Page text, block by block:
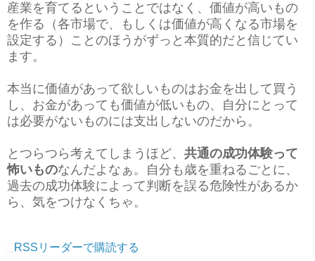
産業を育てるということではなく、価値が高いもの
を作る（各市場で、もしくは価値が高くなる市場を
設定する）ことのほうがずっと本質的だと信じてい
ます。
本当に価値があって欲しいものはお金を出して買う
し、お金があっても価値が低いもの、自分にとって
は必要がないものには支出しないのだから。
とつらつら考えてしまうほど、 共通の成功体験って
怖いものなんだよなぁ。自分も歳を重ねるごとに、
過去の成功体験によって判断を誤る危険性があるか
ら、気をつけなくちゃ。
RSSリーダーで購読する